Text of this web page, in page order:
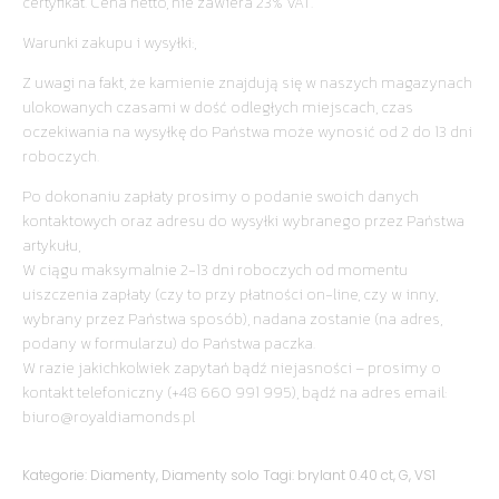
Warunki zakupu i wysyłki:,
Z uwagi na fakt, że kamienie znajdują się w naszych magazynach
ulokowanych czasami w dość odległych miejscach, czas
oczekiwania na wysyłkę do Państwa może wynosić od 2 do 13 dni
roboczych.
Po dokonaniu zapłaty prosimy o podanie swoich danych
kontaktowych oraz adresu do wysyłki wybranego przez Państwa
artykułu,
W ciągu maksymalnie 2-13 dni roboczych od momentu
uiszczenia zapłaty (czy to przy płatności on-line, czy w inny,
wybrany przez Państwa sposób), nadana zostanie (na adres,
podany w formularzu) do Państwa paczka.
W razie jakichkolwiek zapytań bądź niejasności – prosimy o
kontakt telefoniczny (+48 660 991 995), bądź na adres email:
biuro@royaldiamonds.pl
Kategorie: Diamenty, Diamenty solo Tagi: brylant 0.40 ct,G,VS1